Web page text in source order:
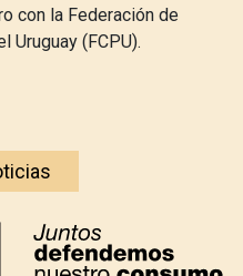
con la Federación de
Uruguay (FCPU).